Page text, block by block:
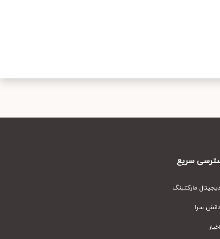
سریع
مارکتینگ
سرا